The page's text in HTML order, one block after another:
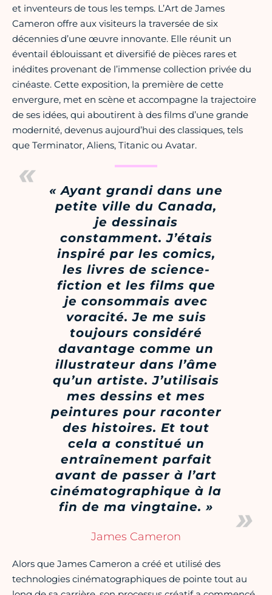
et inventeurs de tous les temps. L’Art de James
Cameron offre aux visiteurs la traversée de six
décennies d’une œuvre innovante. Elle réunit un
éventail éblouissant et diversifié de pièces rares et
inédites provenant de l’immense collection privée du
cinéaste. Cette exposition, la première de cette
envergure, met en scène et accompagne la trajectoire
de ses idées, qui aboutirent à des films d’une grande
modernité, devenus aujourd’hui des classiques, tels
que Terminator, Aliens, Titanic ou Avatar.
« Ayant grandi dans une
petite ville du Canada,
je dessinais
constamment. J’étais
inspiré par les comics,
les livres de science-
fiction et les films que
je consommais avec
voracité. Je me suis
toujours considéré
davantage comme un
illustrateur dans l’âme
qu’un artiste. J’utilisais
mes dessins et mes
peintures pour raconter
des histoires. Et tout
cela a constitué un
entraînement parfait
avant de passer à l’art
cinématographique à la
fin de ma vingtaine. »
James Cameron
Alors que James Cameron a créé et utilisé des
technologies cinématographiques de pointe tout au